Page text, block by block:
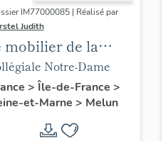
IM77000085 | Réalisé par
Judith
mobilier de la
Notre-
Notre-Dame
> Île-de-France >
et-Marne > Melun